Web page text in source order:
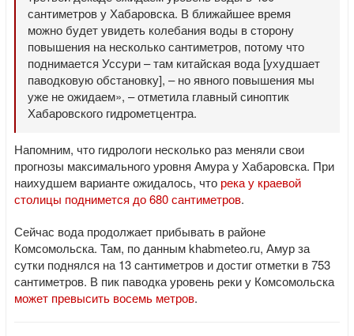
сантиметров у Хабаровска. В ближайшее время
можно будет увидеть колебания воды в сторону
повышения на несколько сантиметров, потому что
поднимается Уссури – там китайская вода [ухудшает
паводковую обстановку], – но явного повышения мы
уже не ожидаем», – отметила главный синоптик
Хабаровского гидрометцентра.
Напомним, что гидрологи несколько раз меняли свои
прогнозы максимального уровня Амура у Хабаровска. При
наихудшем варианте ожидалось, что река у краевой
столицы поднимется до 680 сантиметров.
Сейчас вода продолжает прибывать в районе
Комсомольска. Там, по данным khabmeteo.ru, Амур за
сутки поднялся на 13 сантиметров и достиг отметки в 753
сантиметров. В пик паводка уровень реки у Комсомольска
может превысить восемь метров.